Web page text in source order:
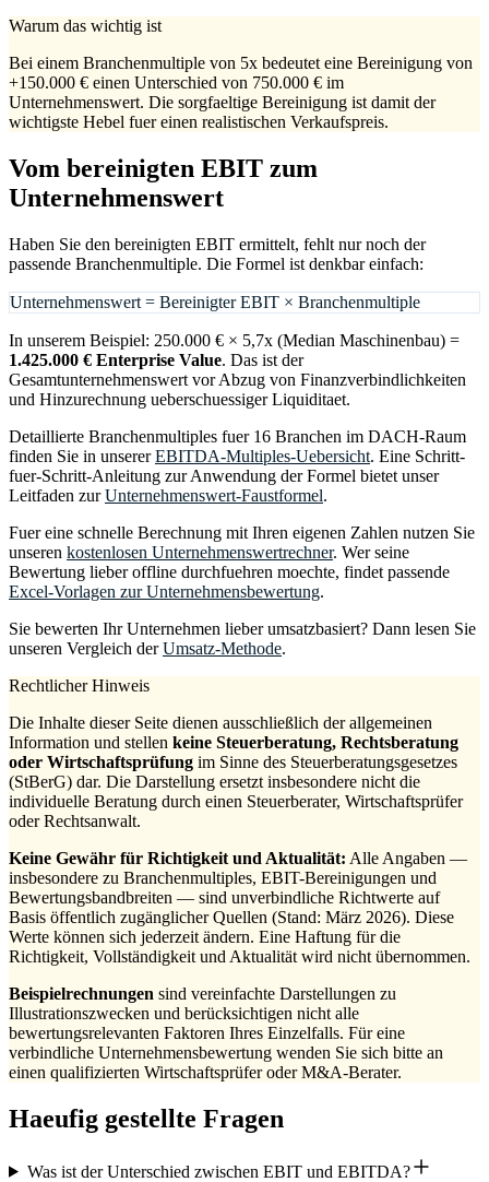
Warum das wichtig ist
Bei einem Branchenmultiple von 5x bedeutet eine Bereinigung von
+150.000 € einen Unterschied von 750.000 € im
Unternehmenswert. Die sorgfaeltige Bereinigung ist damit der
wichtigste Hebel fuer einen realistischen Verkaufspreis.
Vom bereinigten EBIT zum
Unternehmenswert
Haben Sie den bereinigten EBIT ermittelt, fehlt nur noch der
passende Branchenmultiple. Die Formel ist denkbar einfach:
Unternehmenswert = Bereinigter EBIT × Branchenmultiple
In unserem Beispiel: 250.000 € × 5,7x (Median Maschinenbau) =
1.425.000 € Enterprise Value. Das ist der
Gesamtunternehmenswert vor Abzug von Finanzverbindlichkeiten
und Hinzurechnung ueberschuessiger Liquiditaet.
Detaillierte Branchenmultiples fuer 16 Branchen im DACH-Raum
finden Sie in unserer EBITDA-Multiples-Uebersicht. Eine Schritt-
fuer-Schritt-Anleitung zur Anwendung der Formel bietet unser
Leitfaden zur Unternehmenswert-Faustformel.
Fuer eine schnelle Berechnung mit Ihren eigenen Zahlen nutzen Sie
unseren kostenlosen Unternehmenswertrechner. Wer seine
Bewertung lieber offline durchfuehren moechte, findet passende
Excel-Vorlagen zur Unternehmensbewertung.
Sie bewerten Ihr Unternehmen lieber umsatzbasiert? Dann lesen Sie
unseren Vergleich der Umsatz-Methode.
Rechtlicher Hinweis
Die Inhalte dieser Seite dienen ausschließlich der allgemeinen
Information und stellen keine Steuerberatung, Rechtsberatung
oder Wirtschaftsprüfung im Sinne des Steuerberatungsgesetzes
(StBerG) dar. Die Darstellung ersetzt insbesondere nicht die
individuelle Beratung durch einen Steuerberater, Wirtschaftsprüfer
oder Rechtsanwalt.
Keine Gewähr für Richtigkeit und Aktualität: Alle Angaben —
insbesondere zu Branchenmultiples, EBIT-Bereinigungen und
Bewertungsbandbreiten — sind unverbindliche Richtwerte auf
Basis öffentlich zugänglicher Quellen (Stand: März 2026). Diese
Werte können sich jederzeit ändern. Eine Haftung für die
Richtigkeit, Vollständigkeit und Aktualität wird nicht übernommen.
Beispielrechnungen sind vereinfachte Darstellungen zu
Illustrationszwecken und berücksichtigen nicht alle
bewertungsrelevanten Faktoren Ihres Einzelfalls. Für eine
verbindliche Unternehmensbewertung wenden Sie sich bitte an
einen qualifizierten Wirtschaftsprüfer oder M&A-Berater.
Haeufig gestellte Fragen
Was ist der Unterschied zwischen EBIT und EBITDA?